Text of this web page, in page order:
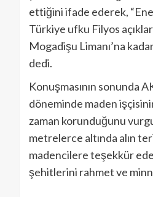
ettiğini ifade ederek,
Türkiye ufku Filyos
Mogadişu Limanı’na
dedi.
Konuşmasının sonunda
döneminde maden
zaman korunduğunu
metrelerce altında alın
madencilere teşekkür
şehitlerini rahmet ve